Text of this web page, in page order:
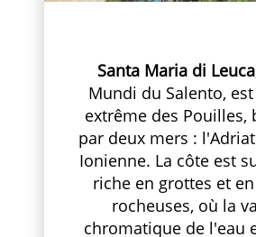
Santa Maria di Leuca
Mundi du Salento,
extrême des Pouilles,
par deux mers :
Ionienne. La côte est
riche en grottes et
rocheuses, où la
chromatique de l'eau